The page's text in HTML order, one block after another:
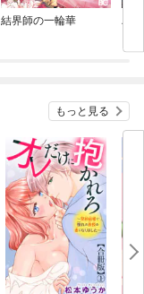
結界師の一輪華
バ
今
もっと見る